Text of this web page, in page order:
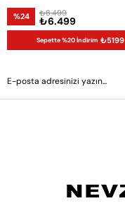
%24 ₺6.499
₺8.499
Sepette %20 İndirim ₺5199